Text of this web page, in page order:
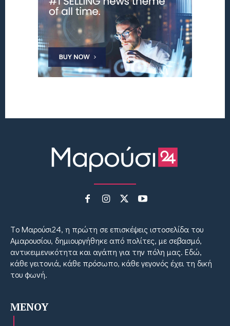
Tο Μαρούσι24, η πρώτη σε επισκέψεις ιστοσελίδα του
Αμαρουσίου, δημιουργήθηκε από πολίτες, με σεβασμό,
αντικειμενικότητα και αγάπη για την πόλη μας. Εδώ,
κάθε γειτονιά, κάθε πρόσωπο, κάθε γεγονός έχει τη δική
του φωνή.
MENOY